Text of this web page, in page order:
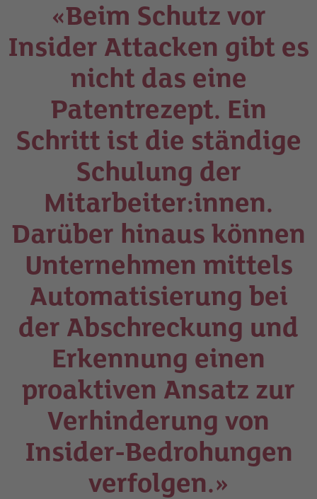
«Beim Schutz vor
Insider Attacken gibt es
nicht das eine
Patentrezept. Ein
Schritt ist die ständige
Schulung der
Mitarbeiter:innen.
Darüber hinaus können
Unternehmen mittels
Automatisierung bei
der Abschreckung und
Erkennung einen
proaktiven Ansatz zur
Verhinderung von
Insider-Bedrohungen
verfolgen.»